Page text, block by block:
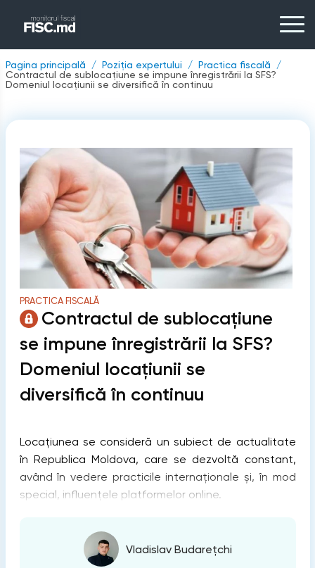
Pagina principală Poziția expertului
Practica fiscală
Contractul de sublocațiune se impune înregistrării la SFS?
Domeniul locațiunii se diversifică în continuu
PRACTICA FISCALĂ
Contractul de sublocațiune
se impune înregistrării la SFS?
Domeniul locațiunii se
diversifică în continuu
Locațiunea se consideră un subiect de actualitate
în Republica Moldova, care se dezvoltă constant,
având în vedere practicile internaționale și, în mod
special, influențele platformelor online.
Vladislav Budarețchi